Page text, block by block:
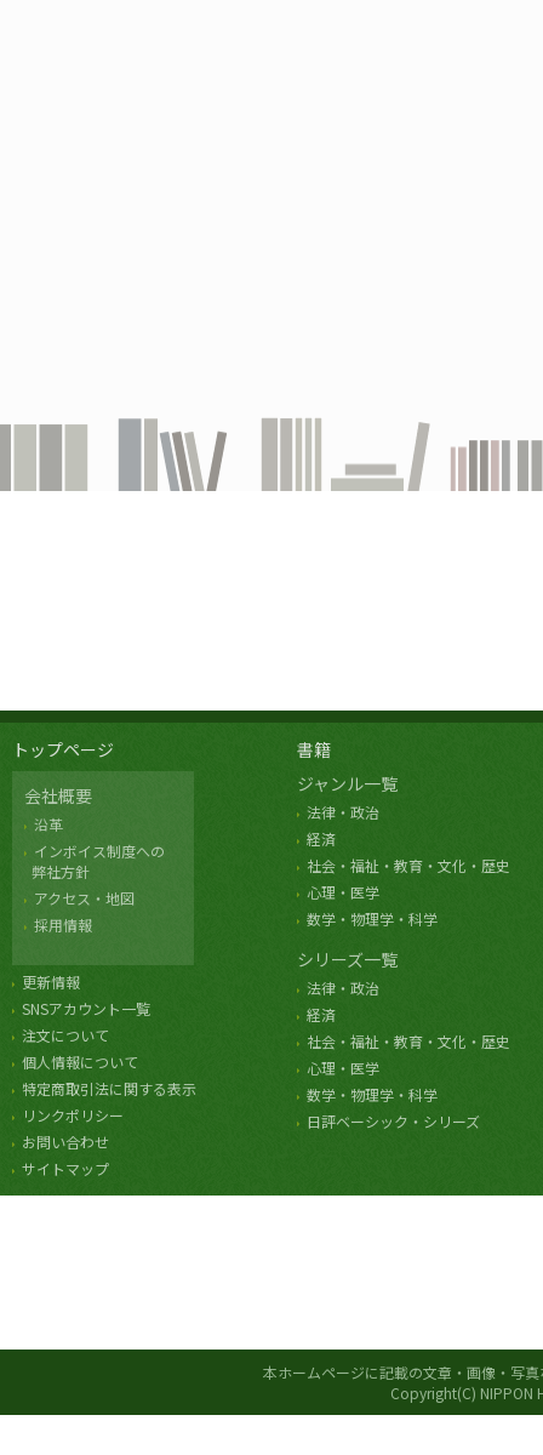
トップページ
会社概要
沿革
インボイス制度への
弊社方針
アクセス・地図
採用情報
更新情報
SNSアカウント一覧
注文について
個人情報について
特定商取引法に関する表示
リンクポリシー
お問い合わせ
サイトマップ
書籍
ジャンル一覧
法律・政治
経済
社会・福祉・教育・文化・歴史
心理・医学
数学・物理学・科学
シリーズ一覧
法律・政治
経済
社会・福祉・教育・文化・歴史
心理・医学
数学・物理学・科学
日評ベーシック・シリーズ
本ホームページに記載の文章・画像・写
Copyright(C) NIPPON